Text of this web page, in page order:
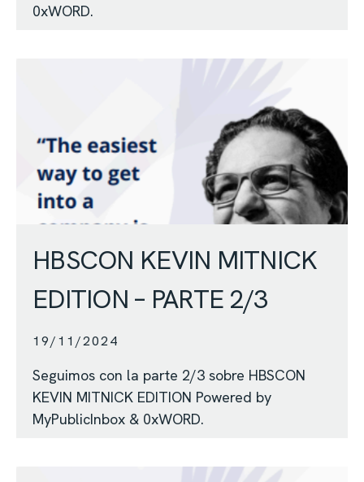
0xWORD.
HBSCON KEVIN MITNICK
EDITION – PARTE 2/3
19/11/2024
Seguimos con la parte 2/3 sobre HBSCON
KEVIN MITNICK EDITION Powered by
MyPublicInbox & 0xWORD.